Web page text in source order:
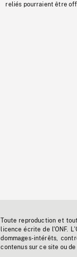
reliés pourraient être
Toute reproduction et
licence écrite de l'ONF.
dommages-intérêts,
contenus sur ce site ou